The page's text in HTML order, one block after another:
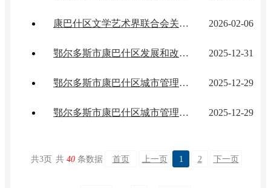
2026-02-06
康巴什区文学艺术界联合会关于公开征求《康巴什区文学艺术激励扶持办法（征求意见稿）》意见的反馈说明
2025-12-31
鄂尔多斯市康巴什区发展和改革委员会关于《鄂尔多斯市康巴什区国民经济 和社会发展第十五个五年规划纲要 社会稳定风险评估调查信息 公示...
2025-12-29
鄂尔多斯市康巴什区城市管理局关于 《康巴什区智慧停车场项目建设及收费管理 实施方案（讨论稿）听证会公告》 征求意见的反馈说明
2025-12-29
鄂尔多斯市康巴什区城市管理局关于 《康巴什区智慧停车场项目建设及收费管理 实施方案（讨论稿）征求意见的公告》征求意见的反馈说明
共3页 共 40 条数据 首页 上一页 1 2 下一页